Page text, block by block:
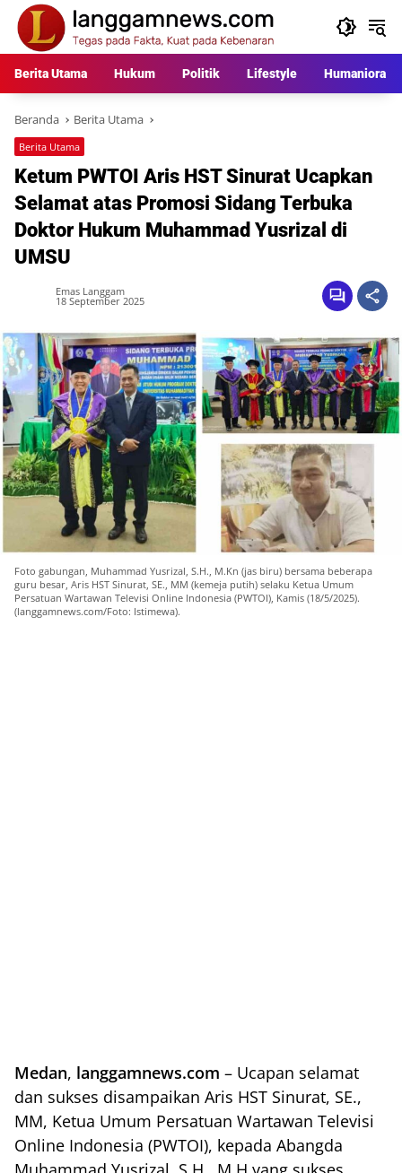
Langsung
konten
Berita Utama Hukum Politik Lifestyle Humaniora
Beranda Berita Utama
Berita Utama
Ketum PWTOI Aris HST Sinurat Ucapkan
Selamat atas Promosi Sidang Terbuka
Doktor Hukum Muhammad Yusrizal di
UMSU
Emas Langgam
18 September 2025
Foto gabungan, Muhammad Yusrizal, S.H., M.Kn (jas biru) bersama beberapa
guru besar, Aris HST Sinurat, SE., MM (kemeja putih) selaku Ketua Umum
Persatuan Wartawan Televisi Online Indonesia (PWTOI), Kamis (18/5/2025).
(langgamnews.com/Foto: Istimewa).
Medan, langgamnews.com – Ucapan selamat
dan sukses disampaikan Aris HST Sinurat, SE.,
MM, Ketua Umum Persatuan Wartawan Televisi
Online Indonesia (PWTOI), kepada Abangda